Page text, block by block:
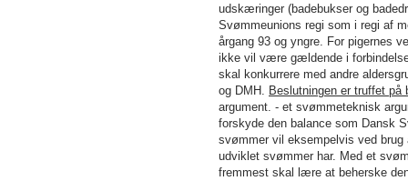
udskæringer (badebukser og
Svømmeunions regi som i regi af
årgang 93 og yngre. For pigernes
ikke vil være gældende i
skal konkurrere med andre
og DMH. Beslutningen er truffet
argument. - et svømmeteknisk
forskyde den balance som Dansk
svømmer vil eksempelvis ved
udviklet svømmer har. Med et
fremmest skal lære at beherske